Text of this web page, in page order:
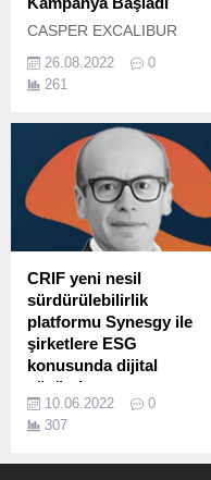
CASPER EXCALIBUR
OF DUTY MODERN
WARFARE II OYUNU
profesyonellerin
hayallerindeki tasarım,
üstün güç ve performansa
sahip bilgisayarlara
ulaşmasını sağlayan
Casper Excalibur, Intel
Gamer Days kapsamında
kullanıcılara özel fırsatlar
sunuyor.
26.08.2022
0
261
CRIF yeni nesil
sürdürülebilirlik
platformu Synesgy ile
şirketlere ESG
konusunda dijital
çözümler sunuyor
CRIF, geliştirdiği ve eş
zamanlı olarak dünyanın 15
10.06.2022
0
307